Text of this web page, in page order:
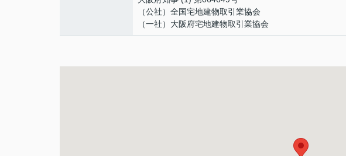
（公社）全国宅地建物取引業協会
（一社）大阪府宅地建物取引業協会